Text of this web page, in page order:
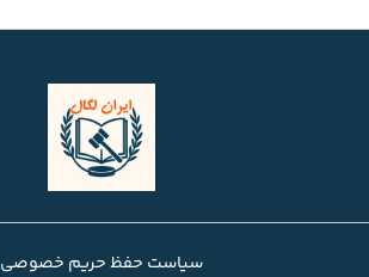
سیاست حفظ حریم خصوصی